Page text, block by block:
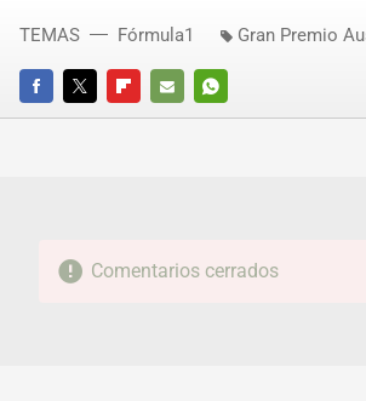
FACEBOOKTWITTERFLIPBOARD
E-
WHATSAPP
TEMAS Fórmula1 Gran Premio
Comentarios cerrados